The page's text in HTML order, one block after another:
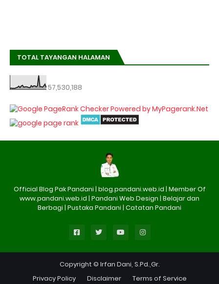
TOTAL TAYANGAN HALAMAN
57,530,188
Official Blog Pak Pandani | blog.pandani.web.id | Member Of
www.pandani.web.id | Pandani Web Design | Belajar dan
Berbagi | Pustaka Pandani | Catatan Pandani
Copyright © Irfan Dani, S.Pd.,Gr.
Privacy Policy
Disclaimer Terms of Service